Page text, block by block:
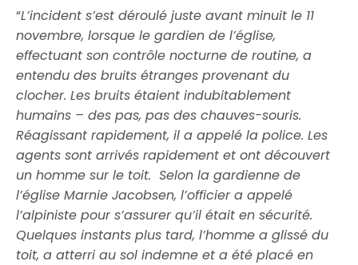
“L’incident s’est déroulé juste avant minuit le 11
novembre, lorsque le gardien de l’église,
effectuant son contrôle nocturne de routine, a
entendu des bruits étranges provenant du
clocher. Les bruits étaient indubitablement
humains – des pas, pas des chauves-souris.
Réagissant rapidement, il a appelé la police. Les
agents sont arrivés rapidement et ont découvert
un homme sur le toit. Selon la gardienne de
l’église Marnie Jacobsen, l’officier a appelé
l’alpiniste pour s’assurer qu’il était en sécurité.
Quelques instants plus tard, l’homme a glissé du
toit, a atterri au sol indemne et a été placé en